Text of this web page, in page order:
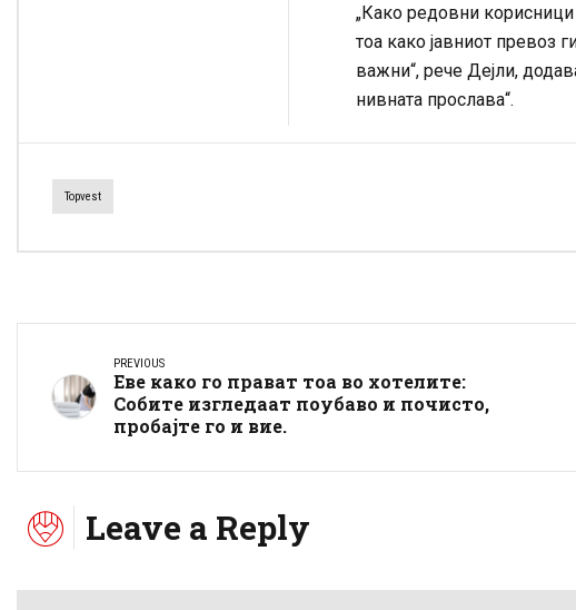
„Како редовни корисници
тоа како јавниот превоз
важни“, рече Дејли,
нивната прослава“.
Topvest
PREVIOUS
Еве како го прават тоа во хотелите:
Собите изгледаат поубаво и почисто,
пробајте го и вие.
Leave a Reply